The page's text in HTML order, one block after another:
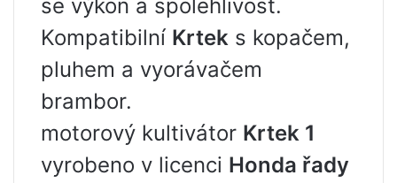
se výkon a spolehlivost.
Kompatibilní Krtek s kopačem,
pluhem a vyorávačem
brambor.
motorový kultivátor Krtek 1
vyrobeno v licenci Honda řady